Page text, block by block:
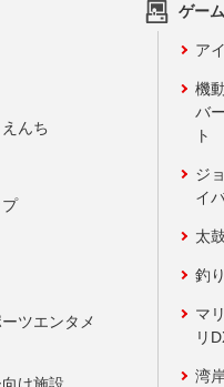
んち
ツエンタメ
ゲー
ア
機
バ
ト
ジ
イ
太
釣
マ
リ
湾